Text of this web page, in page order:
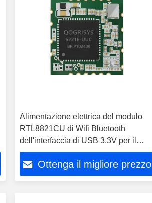
Alimentazione elettrica del modulo
RTL8821CU di Wifi Bluetooth
dell'interfaccia di USB 3.3V per il
sistema di sicurezza
Ottenga il migliore prezzo